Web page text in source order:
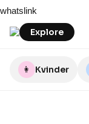
to
content
whatslink
Explore
👩 Kvinder
sko
Indkøbsforening
Comfort